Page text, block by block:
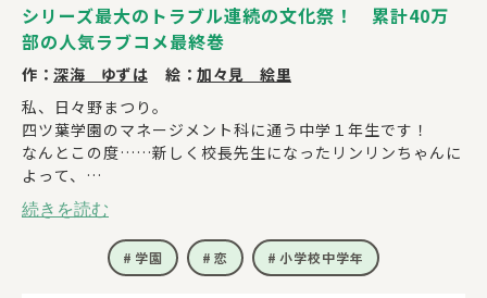
シリーズ最大のトラブル連続の文化祭！ 累計40万
部の人気ラブコメ最終巻
作： 深海 ゆずは 絵： 加々見 絵里
私、日々野まつり。
四ツ葉学園のマネージメント科に通う中学１年生です！
なんとこの度……新しく校長先生になったリンリンちゃんに
よって、
学園が乗っ取られてしまいました！！！（ギャー
学園を取り戻すため必要なのは、３億円！？
なんとか文化祭で稼ごうと思ったのですが、
私についている芸能の神の力が弱まっているらしく……
続きを読む
学園 恋 小学校中学年